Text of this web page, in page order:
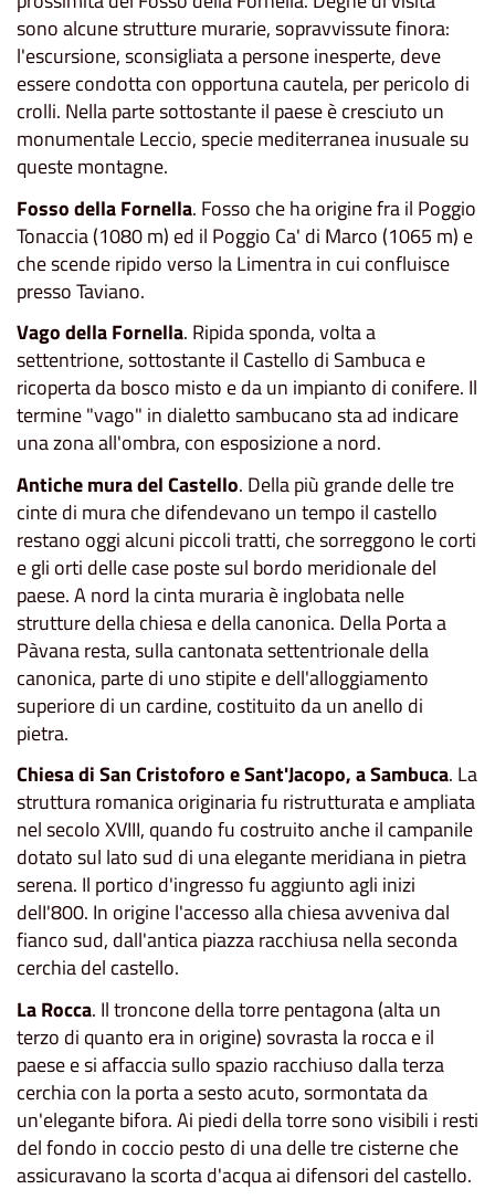
sono alcune strutture murarie, sopravvissute finora:
l'escursione, sconsigliata a persone inesperte, deve
essere condotta con opportuna cautela, per pericolo di
crolli. Nella parte sottostante il paese è cresciuto un
monumentale Leccio, specie mediterranea inusuale su
queste montagne.
Fosso della Fornella. Fosso che ha origine fra il Poggio
Tonaccia (1080 m) ed il Poggio Ca' di Marco (1065 m) e
che scende ripido verso la Limentra in cui confluisce
presso Taviano.
Vago della Fornella. Ripida sponda, volta a
settentrione, sottostante il Castello di Sambuca e
ricoperta da bosco misto e da un impianto di conifere. Il
termine "vago" in dialetto sambucano sta ad indicare
una zona all'ombra, con esposizione a nord.
Antiche mura del Castello. Della più grande delle tre
cinte di mura che difendevano un tempo il castello
restano oggi alcuni piccoli tratti, che sorreggono le corti
e gli orti delle case poste sul bordo meridionale del
paese. A nord la cinta muraria è inglobata nelle
strutture della chiesa e della canonica. Della Porta a
Pàvana resta, sulla cantonata settentrionale della
canonica, parte di uno stipite e dell'alloggiamento
superiore di un cardine, costituito da un anello di
pietra.
Chiesa di San Cristoforo e Sant'Jacopo, a Sambuca. La
struttura romanica originaria fu ristrutturata e ampliata
nel secolo XVIII, quando fu costruito anche il campanile
dotato sul lato sud di una elegante meridiana in pietra
serena. Il portico d'ingresso fu aggiunto agli inizi
delI'800. In origine l'accesso alla chiesa avveniva dal
fianco sud, dall'antica piazza racchiusa nella seconda
cerchia del castello.
La Rocca. Il troncone della torre pentagona (alta un
terzo di quanto era in origine) sovrasta la rocca e il
paese e si affaccia sullo spazio racchiuso dalla terza
cerchia con la porta a sesto acuto, sormontata da
un'elegante bifora. Ai piedi della torre sono visibili i resti
del fondo in coccio pesto di una delle tre cisterne che
assicuravano la scorta d'acqua ai difensori del castello.